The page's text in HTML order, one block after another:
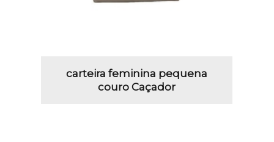
carteira feminina pequena
couro Caçador